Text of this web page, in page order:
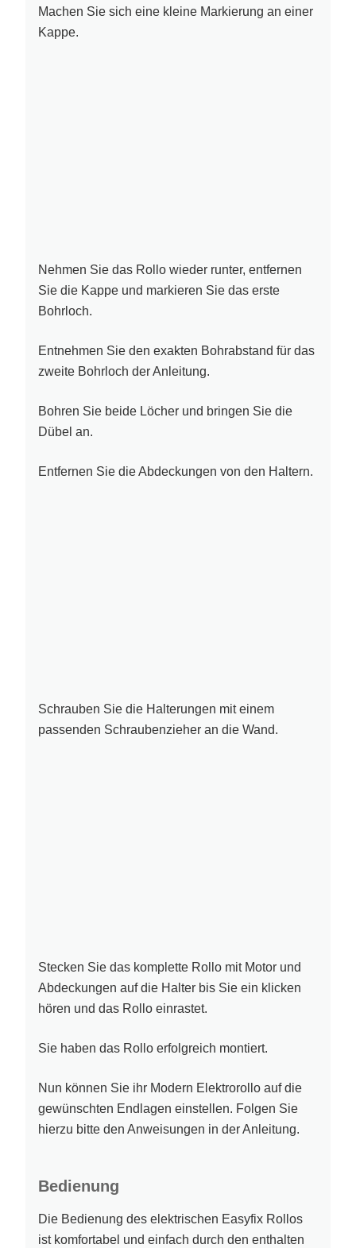
Machen Sie sich eine kleine Markierung an einer
Kappe.
Nehmen Sie das Rollo wieder runter, entfernen
Sie die Kappe und markieren Sie das erste
Bohrloch.
Entnehmen Sie den exakten Bohrabstand für das
zweite Bohrloch der Anleitung.
Bohren Sie beide Löcher und bringen Sie die
Dübel an.
Entfernen Sie die Abdeckungen von den Haltern.
Schrauben Sie die Halterungen mit einem
passenden Schraubenzieher an die Wand.
Stecken Sie das komplette Rollo mit Motor und
Abdeckungen auf die Halter bis Sie ein klicken
hören und das Rollo einrastet.
Sie haben das Rollo erfolgreich montiert.
Nun können Sie ihr Modern Elektrorollo auf die
gewünschten Endlagen einstellen. Folgen Sie
hierzu bitte den Anweisungen in der Anleitung.
Bedienung
Die Bedienung des elektrischen Easyfix Rollos
ist komfortabel und einfach durch den enthalten